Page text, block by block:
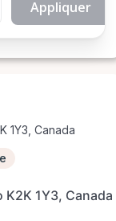
Appliquer
1Y3, Canada